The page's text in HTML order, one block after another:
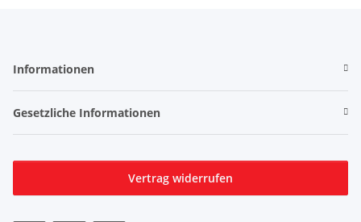
Informationen
Gesetzliche Informationen
Vertrag widerrufen